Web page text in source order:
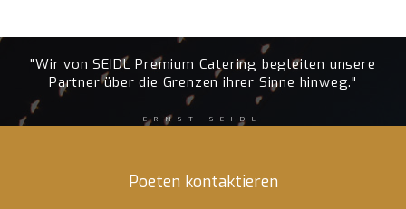
"Wir von SEIDL Premium Catering begleiten unsere
Partner über die Grenzen ihrer Sinne hinweg."
ERNST SEIDL
Poeten kontaktieren